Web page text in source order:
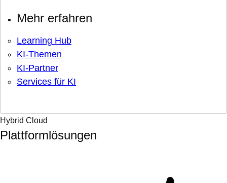
Mehr erfahren
Learning Hub
KI-Themen
KI-Partner
Services für KI
Hybrid Cloud
Plattformlösungen